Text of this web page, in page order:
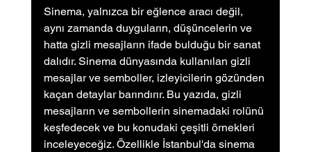
Sinema, yalnızca bir eğlence aracı değil,
aynı zamanda duyguların, düşüncelerin ve
hatta gizli mesajların ifade bulduğu bir sanat
dalıdır. Sinema dünyasında kullanılan gizli
mesajlar ve semboller, izleyicilerin gözünden
kaçan detaylar barındırır. Bu yazıda, gizli
mesajların ve sembollerin sinemadaki rolünü
keşfedecek ve bu konudaki çeşitli örnekleri
inceleyeceğiz. Özellikle İstanbul'da sinema